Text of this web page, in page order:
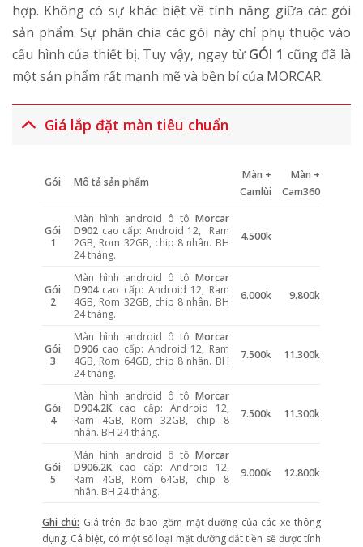
hợp. Không có sự khác biệt về tính năng giữa các gói
sản phẩm. Sự phân chia các gói này chỉ phụ thuộc vào
cấu hình của thiết bị. Tuy vậy, ngay từ GÓI 1 cũng đã là
một sản phẩm rất mạnh mẽ và bền bỉ của MORCAR.
Giá lắp đặt màn tiêu chuẩn
Gói Mô tả sản phẩm
Màn +
Camlùi
Màn +
Cam360
Gói
1
Màn hình android ô tô Morcar
D902cao cấp: Android 12, Ram
2GB, Rom 32GB, chip 8 nhân. BH
24 tháng.
4.500k
Gói
2
Màn hình android ô tô Morcar
D904cao cấp: Android 12, Ram
4GB, Rom 32GB, chip 8 nhân. BH
24 tháng.
6.000k 9.800k
Gói
3
Màn hình android ô tô Morcar
D906cao cấp: Android 12, Ram
4GB, Rom 64GB, chip 8 nhân. BH
24 tháng.
7.500k 11.300k
Gói
4
Màn hình android ô tô Morcar
D904.2Kcao cấp: Android 12,
Ram 4GB, Rom 32GB, chip 8
nhân. BH 24 tháng.
7.500k 11.300k
Gói
5
Màn hình android ô tô Morcar
D906.2Kcao cấp: Android 12,
Ram 4GB, Rom 64GB, chip 8
nhân. BH 24 tháng.
9.000k 12.800k
Ghi chú: Giá trên đã bao gồm mặt dưỡng của các xe thông
dụng. Cá biệt, có một số loại mặt dưỡng đắt tiền sẽ được tính